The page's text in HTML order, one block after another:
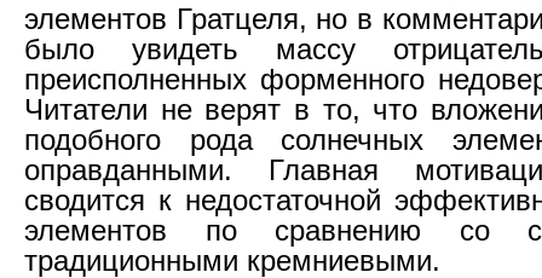
элементов Гратцеля, но в
было увидеть массу
преисполненных форменного
Читатели не верят в то, что
подобного рода солнечных
оправданными. Главная
сводится к недостаточной
элементов по сравнению со
традиционными кремниевыми.